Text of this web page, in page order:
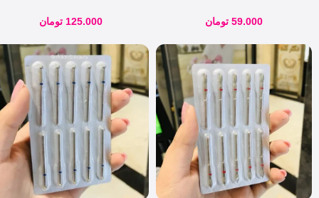
59.000 تومان
125.000 تومان